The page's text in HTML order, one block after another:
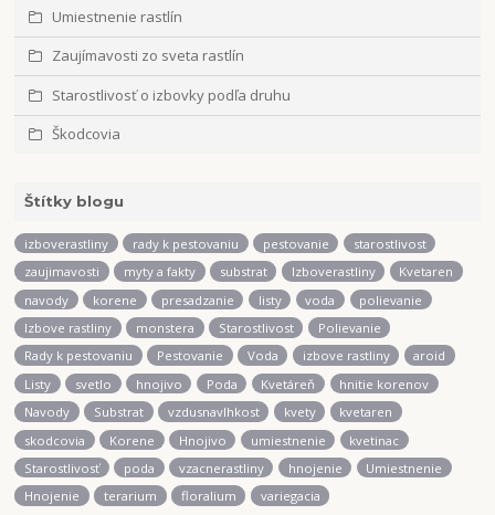
Umiestnenie rastlín
Zaujímavosti zo sveta rastlín
Starostlivosť o izbovky podľa druhu
Škodcovia
Štítky blogu
izboverastliny rady k pestovaniu pestovanie
starostlivost
zaujimavosti
myty a fakty substrat Izboverastliny
Kvetaren
navody
korene presadzanie listy voda
polievanie
Izbove rastliny
monstera Starostlivost
Polievanie
Rady k pestovaniu
Pestovanie Voda izbove rastliny
aroid
Listy
svetlo hnojivo Poda Kvetáreň
hnitie korenov
Navody
Substrat vzdusnavlhkost kvety
kvetaren
skodcovia
Korene Hnojivo umiestnenie
kvetinac
Starostlivosť
poda vzacnerastliny hnojenie
Umiestnenie
Hnojenie
terarium floralium variegacia